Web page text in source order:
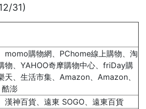
31)
momo購物網、PChome線上購物、淘
物、YAHOO奇摩購物中心、friDay購
天、生活市集、Amazon、Amazon、
澎
漢神百貨、遠東 SOGO、遠東百貨